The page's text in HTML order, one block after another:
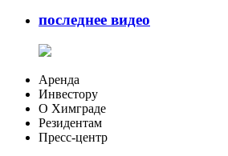
последнее видео
Аренда
Инвестору
О Химграде
Резидентам
Пресс-центр